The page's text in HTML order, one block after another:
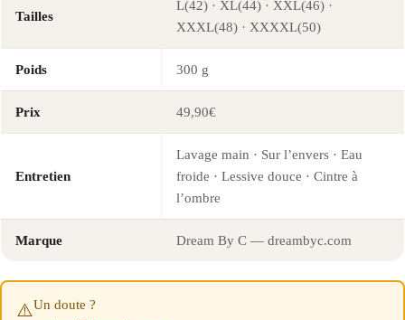
Tailles
L(42) · XL(44) · XXL(46) ·
XXXL(48) · XXXXL(50)
Poids 300 g
Prix 49,90€
Entretien
Lavage main · Sur l’envers · Eau
froide · Lessive douce · Cintre à
l’ombre
Marque Dream By C — dreambyc.com
⚠️Un doute ?